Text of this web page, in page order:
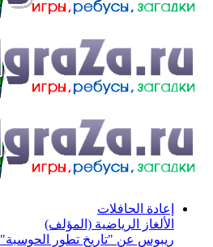
إعادة الحافلات
الألغاز الرياضية (المؤلف)
ريبوس عن "تاريخ تطور الحوسبة"